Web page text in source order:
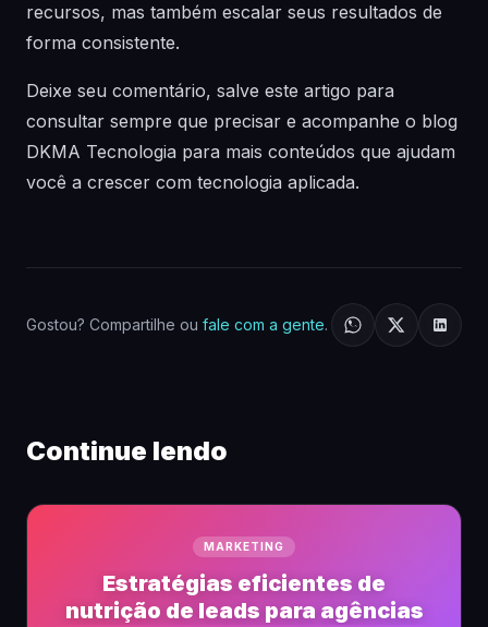
recursos, mas também escalar seus resultados de
forma consistente.
Deixe seu comentário, salve este artigo para
consultar sempre que precisar e acompanhe o blog
DKMA Tecnologia para mais conteúdos que ajudam
você a crescer com tecnologia aplicada.
Gostou? Compartilhe ou fale com a gente.
Continue lendo
MARKETING
Estratégias eficientes de
nutrição de leads para agências